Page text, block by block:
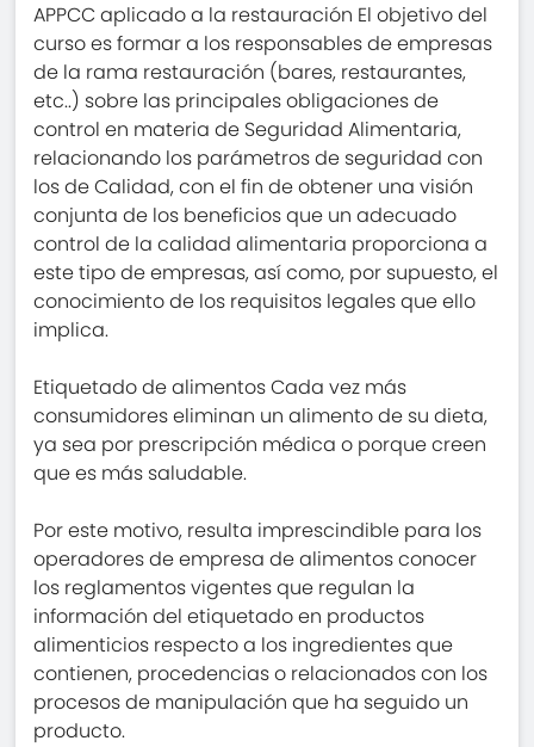
APPCC aplicado a la restauración El objetivo del
curso es formar a los responsables de empresas
de la rama restauración (bares, restaurantes,
etc..) sobre las principales obligaciones de
control en materia de Seguridad Alimentaria,
relacionando los parámetros de seguridad con
los de Calidad, con el fin de obtener una visión
conjunta de los beneficios que un adecuado
control de la calidad alimentaria proporciona a
este tipo de empresas, así como, por supuesto, el
conocimiento de los requisitos legales que ello
implica.
Etiquetado de alimentos Cada vez más
consumidores eliminan un alimento de su dieta,
ya sea por prescripción médica o porque creen
que es más saludable.
Por este motivo, resulta imprescindible para los
operadores de empresa de alimentos conocer
los reglamentos vigentes que regulan la
información del etiquetado en productos
alimenticios respecto a los ingredientes que
contienen, procedencias o relacionados con los
procesos de manipulación que ha seguido un
producto.